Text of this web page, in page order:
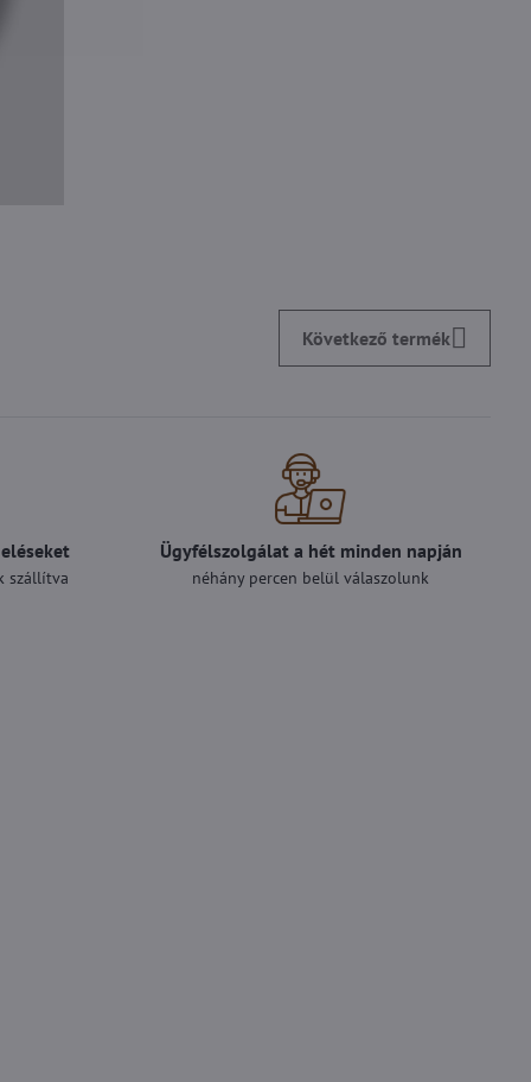
Következő termék
szállítva
Ügyfélszolgálat a hét minden napján
néhány percen belül válaszolunk